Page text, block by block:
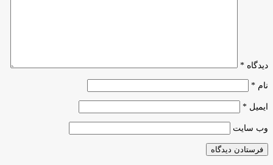
دیدگاه *
نام *
ایمیل *
وب‌ سایت